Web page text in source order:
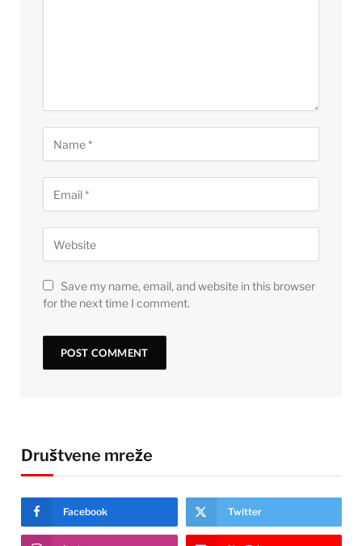
Save my name, email, and website in this browser
for the next time I comment.
Društvene mreže
Facebook Twitter